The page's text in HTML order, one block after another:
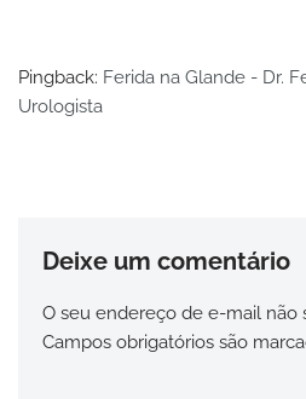
Pingback: Ferida na Glande - Dr.
Urologista
Deixe um comentário
O seu endereço de e-mail não
Campos obrigatórios são